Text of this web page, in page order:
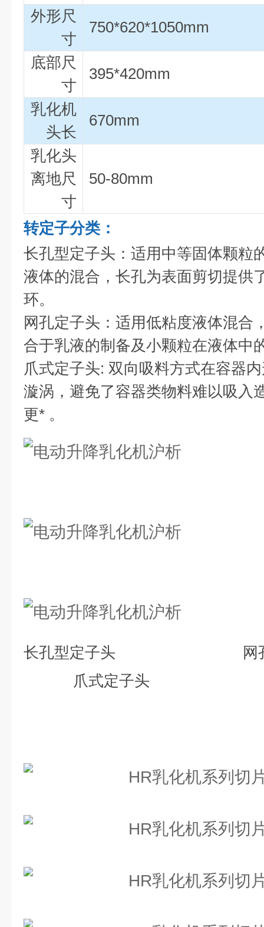
外形尺
寸
750*620*1050mm
底部尺
寸
395*420mm
乳化机
头长
670mm
乳化头
离地尺
寸
50-80mm
转定子分类：
长孔型定子头：适用中等固体颗粒
液体的混合，长孔为表面剪切提供
环。
网孔定子头：适用低粘度液体混合
合于乳液的制备及小颗粒在液体中
爪式定子头: 双向吸料方式在容器
漩涡，避免了容器类物料难以吸入
更* 。
长孔型定子头
爪式定子头